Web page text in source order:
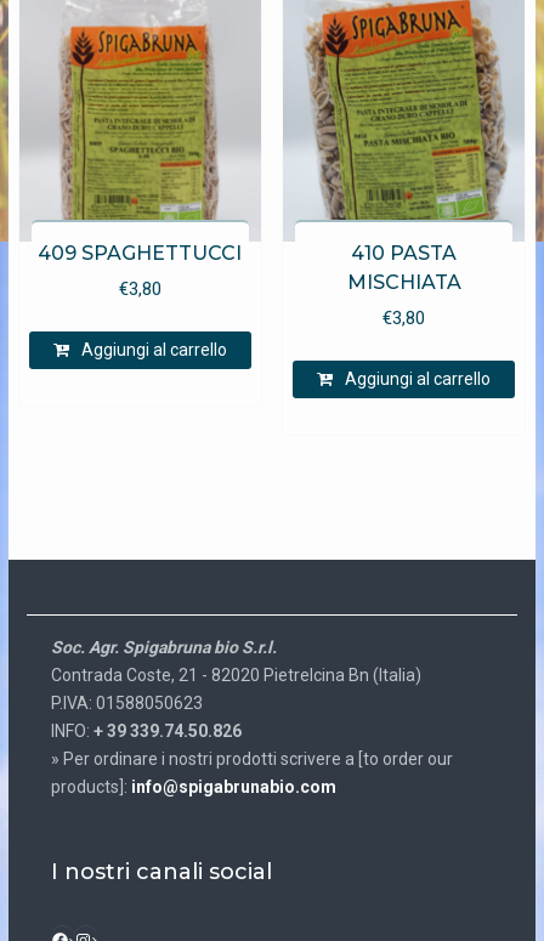
409 SPAGHETTUCCI
€3,80
Aggiungi al carrello
410 PASTA
MISCHIATA
€3,80
Aggiungi al carrello
Soc. Agr. Spigabruna bio S.r.l.
Contrada Coste, 21 - 82020 Pietrelcina Bn (Italia)
P.IVA: 01588050623
INFO: + 39 339.74.50.826
» Per ordinare i nostri prodotti scrivere a [to order our
products]: info@spigabrunabio.com
I nostri canali social